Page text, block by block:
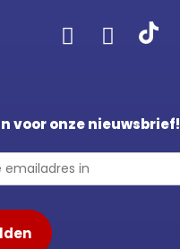
voor onze nieuwsbrief!